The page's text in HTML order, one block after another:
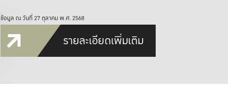
ข้อมูล ณ วันที่ 27 ตุลาคม พ.ศ. 2568
รายละเอียดเพิ่มเติม